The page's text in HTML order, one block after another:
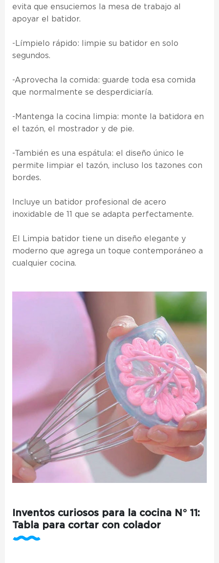
evita que ensuciemos la mesa de trabajo al
apoyar el batidor.
-Límpielo rápido: limpie su batidor en solo
segundos.
-Aprovecha la comida: guarde toda esa comida
que normalmente se desperdiciaría.
-Mantenga la cocina limpia: monte la batidora en
el tazón, el mostrador y de pie.
-También es una espátula: el diseño único le
permite limpiar el tazón, incluso los tazones con
bordes.
Incluye un batidor profesional de acero
inoxidable de 11 que se adapta perfectamente.
El Limpia batidor tiene un diseño elegante y
moderno que agrega un toque contemporáneo a
cualquier cocina.
Inventos curiosos para la cocina N° 11:
Tabla para cortar con colador